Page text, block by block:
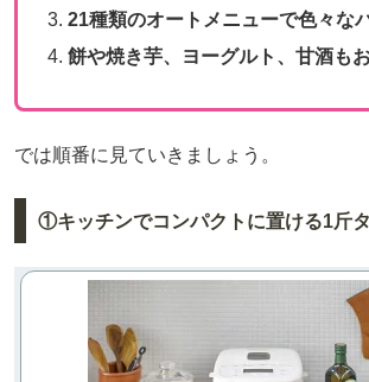
21種類のオートメニューで色々な
餅や焼き芋、ヨーグルト、甘酒も
では順番に見ていきましょう。
①キッチンでコンパクトに置ける1斤